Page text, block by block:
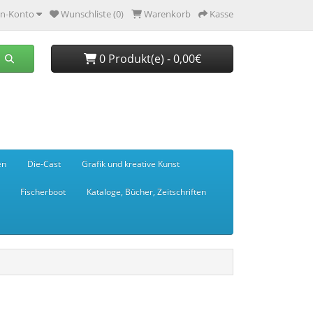
Konto Wunschliste (0) Warenkorb Kasse
0 Produkt(e) - 0,00€
Die-Cast Grafik und kreative Kunst
Fischerboot Kataloge, Bücher, Zeitschriften